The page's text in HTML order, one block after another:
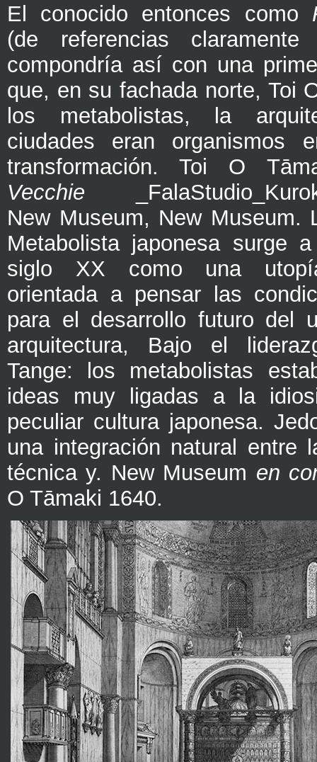
El conocido entonces como
(de referencias
compondría así con una
que, en su fachada norte, Toi
los metabolistas, la
ciudades eran organismos
transformación. Toi O
Vecchie
New Museum, New Museum.
Metabolista japonesa surge
siglo XX como una
orientada a pensar las
para el desarrollo futuro del
arquitectura, Bajo el
Tange: los metabolistas
ideas muy ligadas a la
peculiar cultura japonesa.
una integración natural entre
técnica y. New Museum en
O Tāmaki 1640.